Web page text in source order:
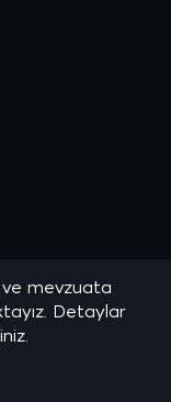
ve mevzuata
Detaylar